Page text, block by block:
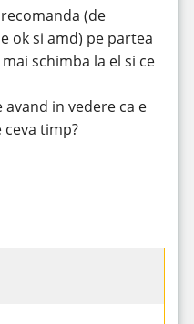
(de
ok si amd) pe partea
schimba la el si ce
in vedere ca e
ceva timp?